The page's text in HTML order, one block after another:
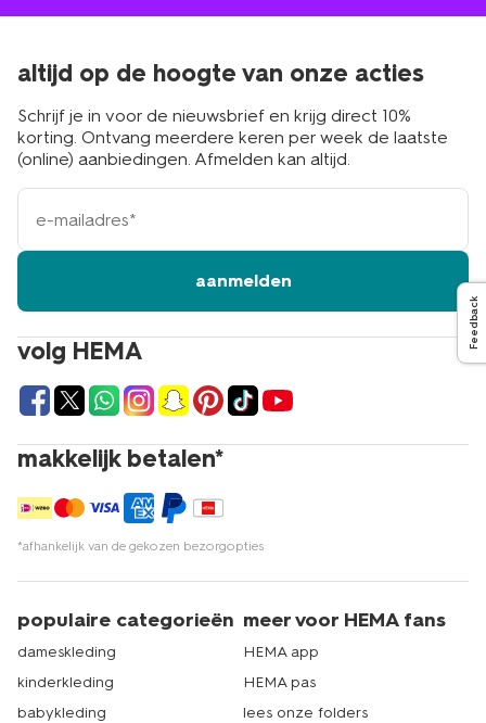
volg HEMA
makkelijk betalen*
*afhankelijk van de gekozen bezorgopties
altijd op de hoogte van onze acties
Schrijf je in voor de nieuwsbrief en krijg direct 10%
korting. Ontvang meerdere keren per week de laatste
(online) aanbiedingen. Afmelden kan altijd.
e-
mailadres
aanmelden
populaire categorieën
dameskleding
kinderkleding
babykleding
meer voor HEMA fans
HEMA app
HEMA pas
lees onze folders
Feedback